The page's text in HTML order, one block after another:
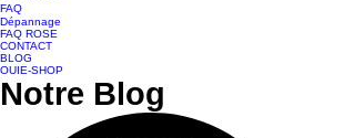
FAQ
Dépannage
FAQ ROSE
CONTACT
BLOG
OUIE-SHOP
Notre Blog